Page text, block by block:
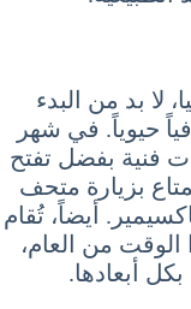
لا بد من البدء
حيوياً. في شهر
فنية بفضل تفتح
بزيارة متحف
أيضاً، تُقام
الوقت من العام،
بكل أبعادها.